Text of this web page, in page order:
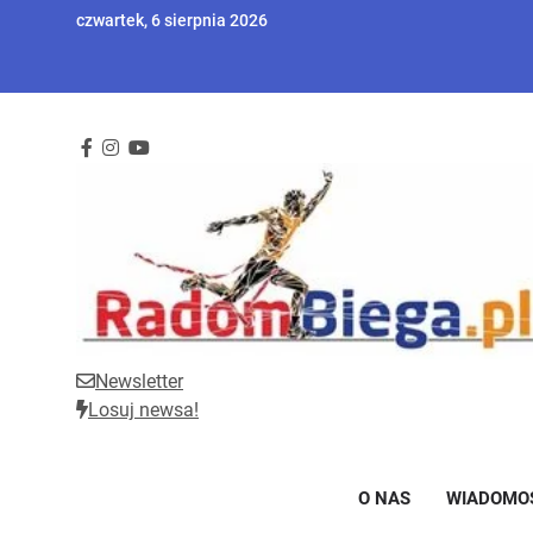
czwartek, 6 sierpnia 2026
RadomBiega.pl
Radomski portal dla miłośników lekkoatletyki
Newsletter
Losuj newsa!
O NAS